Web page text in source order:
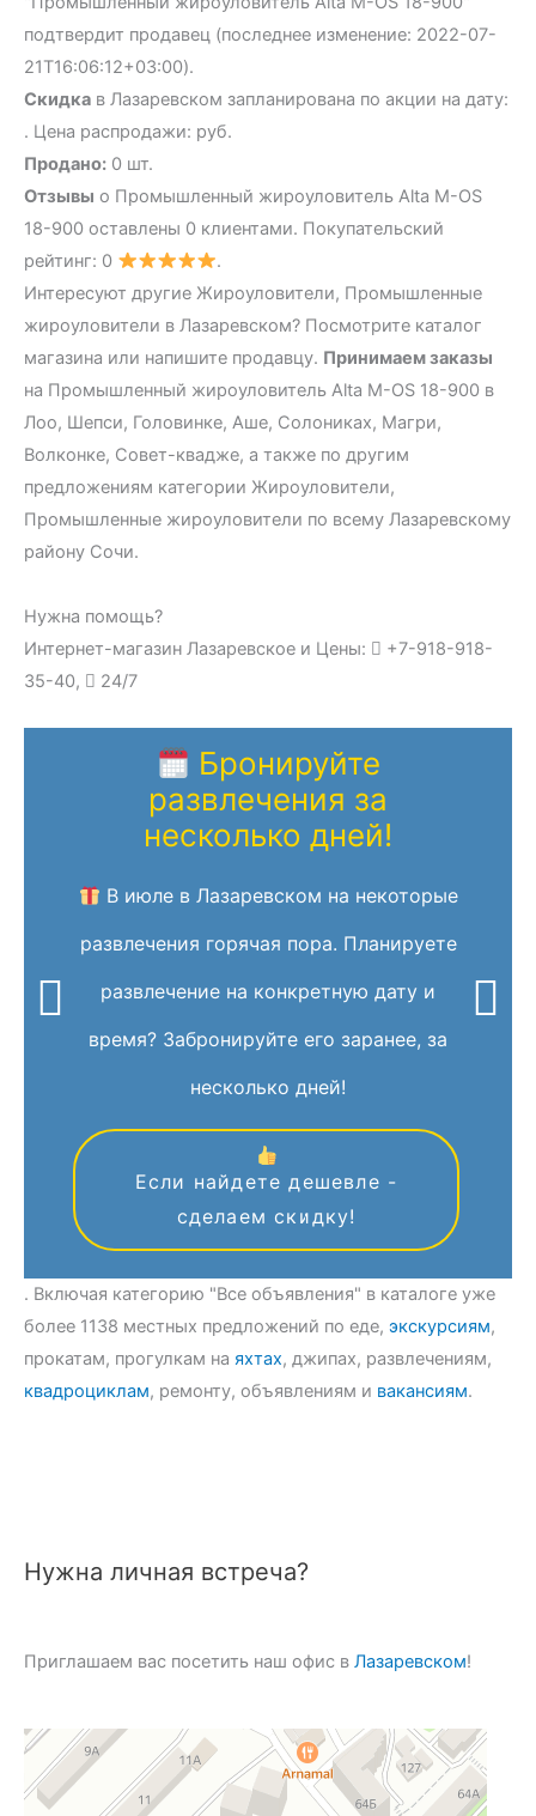
Нужна личная встреча?
Приглашаем вас посетить наш офис в Лазаревском!
подтвердит продавец (последнее изменение: 2022-07-
21T16:06:12+03:00).
Скидка в Лазаревском запланирована по акции на дату:
. Цена распродажи: руб.
Продано: 0 шт.
Отзывы о Промышленный жироуловитель Alta М-OS
18-900 оставлены 0 клиентами. Покупательский
рейтинг: 0
.
Интересуют другие Жироуловители, Промышленные
жироуловители в Лазаревском? Посмотрите каталог
магазина или напишите продавцу. Принимаем заказы
на Промышленный жироуловитель Alta М-OS 18-900 в
Лоо, Шепси, Головинке, Аше, Солониках, Магри,
Волконке, Совет-квадже, а также по другим
предложениям категории Жироуловители,
Промышленные жироуловители по всему Лазаревскому
району Сочи.
Нужна помощь?
Интернет-магазин Лазаревское и Цены:
+7-918-918-
35-40,
24/7
Бронируйте
развлечения за
несколько дней!
В июле в Лазаревском на некоторые
развлечения горячая пора. Планируете
развлечение на конкретную дату и
время? Забронируйте его заранее, за
несколько дней!
Если найдете дешевле -
сделаем скидку!
. Включая категорию "Все объявления" в каталоге уже
более 1138 местных предложений по еде, экскурсиям,
прокатам, прогулкам на яхтах, джипах, развлечениям,
квадроциклам, ремонту, объявлениям и вакансиям.